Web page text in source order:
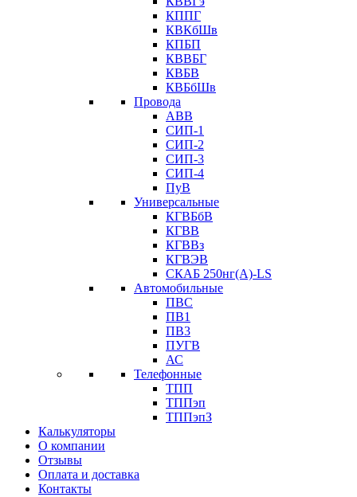
КППГ
КВКбШв
КПБП
КВВБГ
КВБВ
КВБбШв
Провода
АВВ
СИП-1
СИП-2
СИП-3
СИП-4
ПуВ
Универсальные
КГВБбВ
КГВВ
КГВВз
КГВЭВ
СКАБ 250нг(А)-LS
Автомобильные
ПВС
ПВ1
ПВ3
ПУГВ
АС
Телефонные
ТПП
ТППэп
ТППэпЗ
Калькуляторы
О компании
Отзывы
Оплата и доставка
Контакты